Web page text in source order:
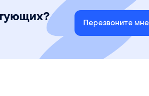
Перезвоните мне